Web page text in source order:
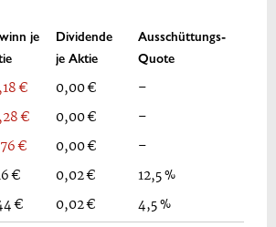
je
Dividende
je Aktie
Ausschüttungs-
Quote
€ 0,00 € –
€ 0,00 € –
€ 0,00 € –
€ 0,02 € 12,5 %
€ 0,02 € 4,5 %